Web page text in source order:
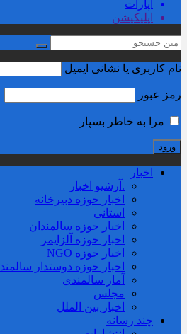
آپارات
اپلیکیشن
نام کاربری یا نشانی ایمیل
رمز عبور
مرا به خاطر بسپار
اخبار
.آرشیو اخبار
اخبار حوزه دبیرخانه
استانی
اخبار حوزه سالمندان
اخبار حوزه آلزايمر
اخبار حوزه NGO
اخبار حوزه دوستدار سالمند
آمار سالمندی
مجلس
اخبار بین الملل
چند رسانه